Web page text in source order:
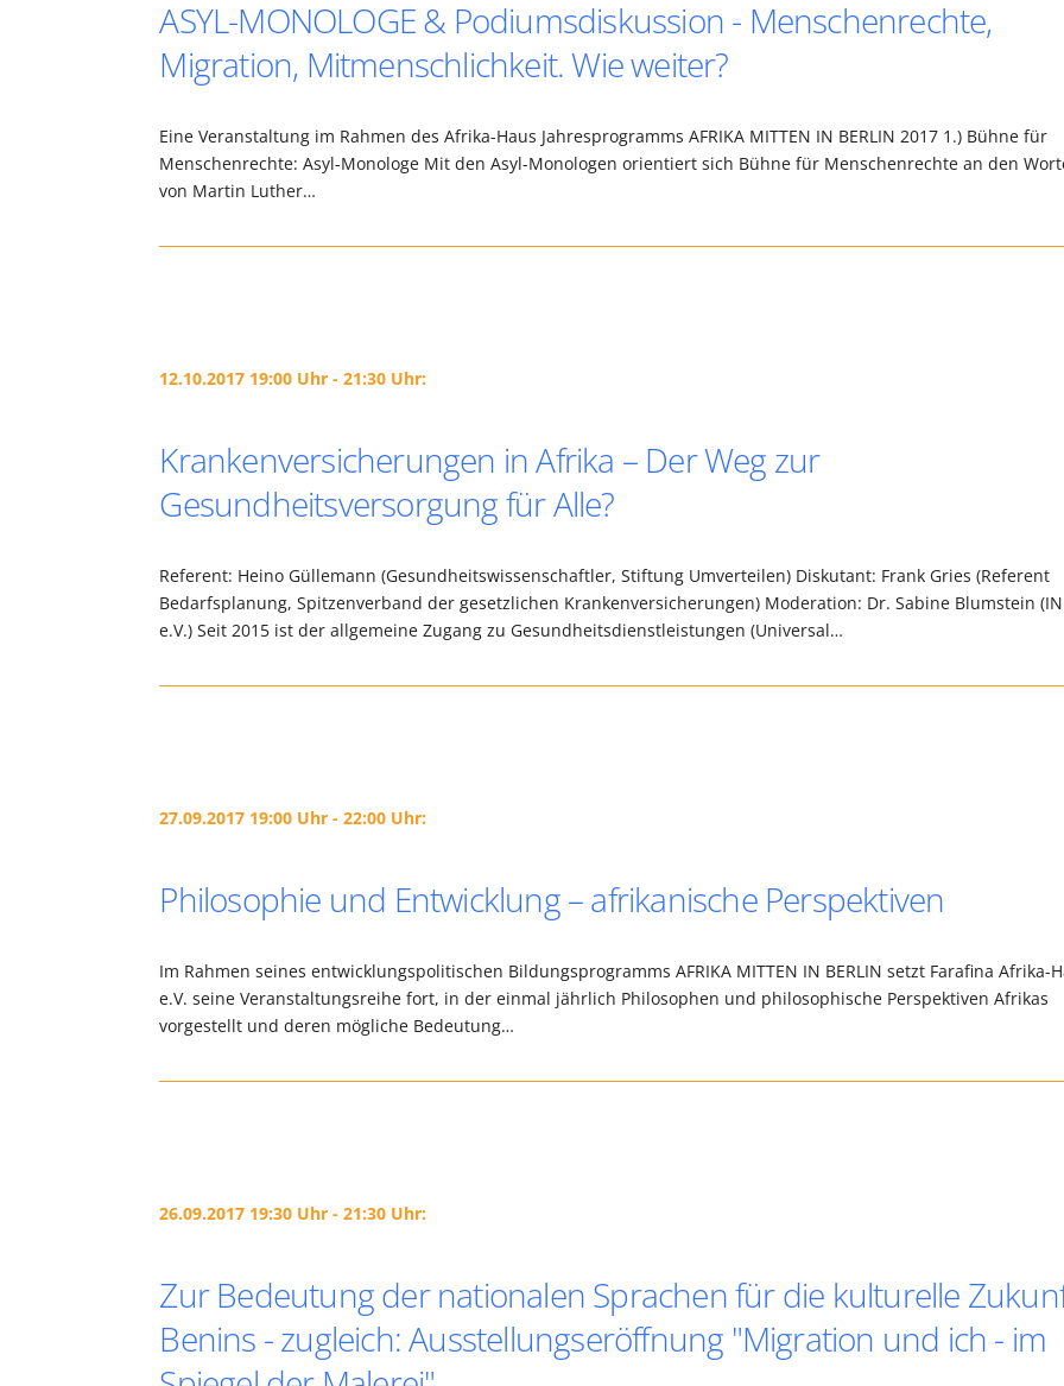
ASYL-MONOLOGE & Podiumsdiskussion - Menschenrechte,
Migration, Mitmenschlichkeit. Wie weiter?
Eine Veranstaltung im Rahmen des Afrika-Haus Jahresprogramms AFRIKA MITTEN IN BERLIN 2017 1.) Bühne für
Menschenrechte: Asyl-Monologe Mit den Asyl-Monologen orientiert sich Bühne für Menschenrechte an den
von Martin Luther…
12.10.2017 19:00 Uhr - 21:30 Uhr:
Krankenversicherungen in Afrika – Der Weg zur
Gesundheitsversorgung für Alle?
Referent: Heino Güllemann (Gesundheitswissenschaftler, Stiftung Umverteilen) Diskutant: Frank Gries (Referent
Bedarfsplanung, Spitzenverband der gesetzlichen Krankenversicherungen) Moderation: Dr. Sabine Blumstein
e.V.) Seit 2015 ist der allgemeine Zugang zu Gesundheitsdienstleistungen (Universal…
27.09.2017 19:00 Uhr - 22:00 Uhr:
Philosophie und Entwicklung – afrikanische Perspektiven
Im Rahmen seines entwicklungspolitischen Bildungsprogramms AFRIKA MITTEN IN BERLIN setzt Farafina Afrika-
e.V. seine Veranstaltungsreihe fort, in der einmal jährlich Philosophen und philosophische Perspektiven Afrikas
vorgestellt und deren mögliche Bedeutung…
26.09.2017 19:30 Uhr - 21:30 Uhr:
Zur Bedeutung der nationalen Sprachen für die kulturelle
Benins - zugleich: Ausstellungseröffnung "Migration und ich - im